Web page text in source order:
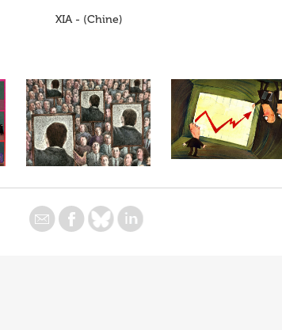
XIA - (Chine)